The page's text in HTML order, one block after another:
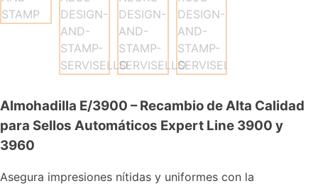
Almohadilla E/3900 – Recambio de Alta Calidad
para Sellos Automáticos Expert Line 3900 y
3960
Asegura impresiones nítidas y uniformes con la